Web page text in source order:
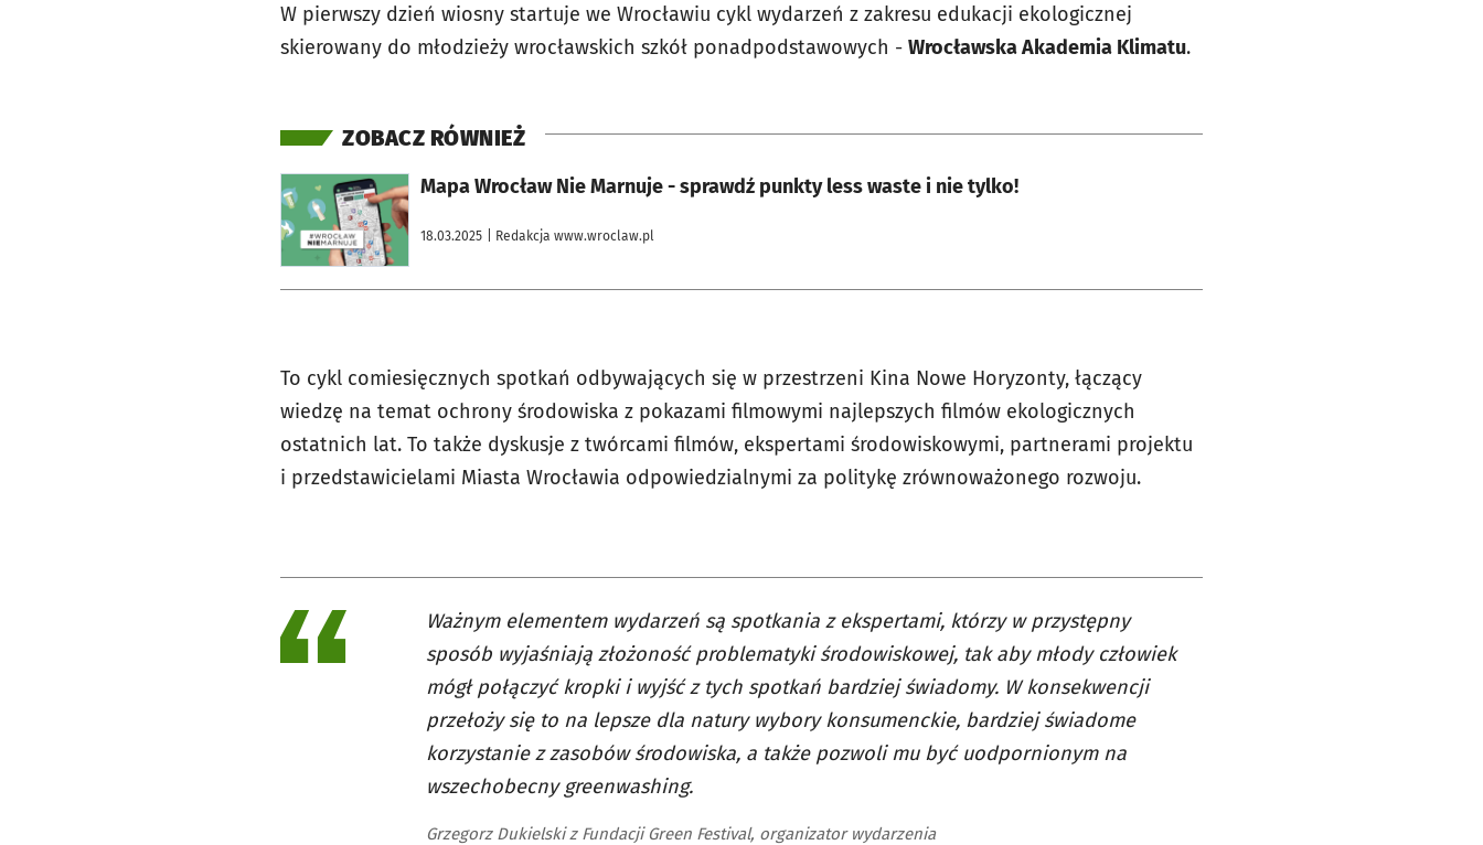
W pierwszy dzień wiosny startuje we Wrocławiu cykl wydarzeń z zakresu edukacji ekologicznej
skierowany do młodzieży wrocławskich szkół ponadpodstawowych - Wrocławska Akademia Klimatu.
ZOBACZ RÓWNIEŻ
Mapa Wrocław Nie Marnuje - sprawdź punkty less waste i nie tylko!
18.03.2025 | Redakcja www.wroclaw.pl
otworzy się w nowej karcie
To cykl comiesięcznych spotkań odbywających się w przestrzeni Kina Nowe Horyzonty, łączący
wiedzę na temat ochrony środowiska z pokazami filmowymi najlepszych filmów ekologicznych
ostatnich lat. To także dyskusje z twórcami filmów, ekspertami środowiskowymi, partnerami projektu
i przedstawicielami Miasta Wrocławia odpowiedzialnymi za politykę zrównoważonego rozwoju.
Ważnym elementem wydarzeń są spotkania z ekspertami, którzy w przystępny
sposób wyjaśniają złożoność problematyki środowiskowej, tak aby młody człowiek
mógł połączyć kropki i wyjść z tych spotkań bardziej świadomy. W konsekwencji
przełoży się to na lepsze dla natury wybory konsumenckie, bardziej świadome
korzystanie z zasobów środowiska, a także pozwoli mu być uodpornionym na
wszechobecny greenwashing.
Grzegorz Dukielski z Fundacji Green Festival, organizator wydarzenia